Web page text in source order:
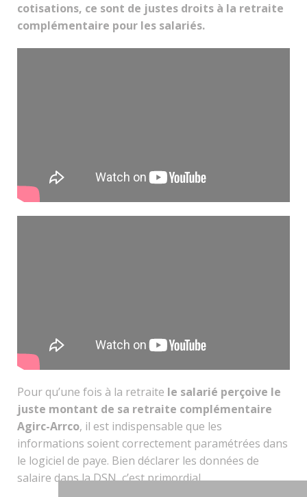
cotisations, ce sont de justes droits à la retraite
complémentaire pour les salariés.
Pour qu’une fois à la retraite le salarié perçoive le
juste montant de sa retraite complémentaire
Agirc-Arrco, il est indispensable que les
informations soient correctement paramétrées dans
le logiciel de paye. Bien déclarer les données de
salaire dans la DSN, c’est primordial.